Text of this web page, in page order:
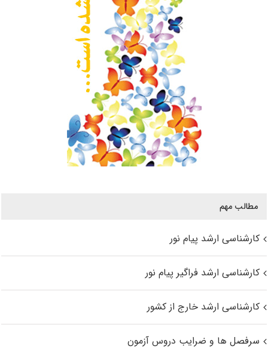
مطالب مهم
کارشناسی ارشد پیام نور
کارشناسی ارشد فراگیر پیام نور
کارشناسی ارشد خارج از کشور
سرفصل ها و ضرایب دروس آزمون